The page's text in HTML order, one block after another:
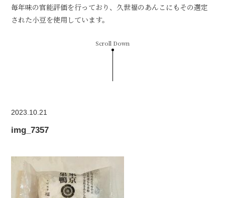
毎年味の官能評価を行っており、久世福のあんこにもその選定
された小豆を使用しています。
Scroll Down
2023.10.21
img_7357